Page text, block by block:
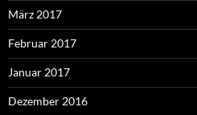
März 2017
Februar 2017
Januar 2017
Dezember 2016